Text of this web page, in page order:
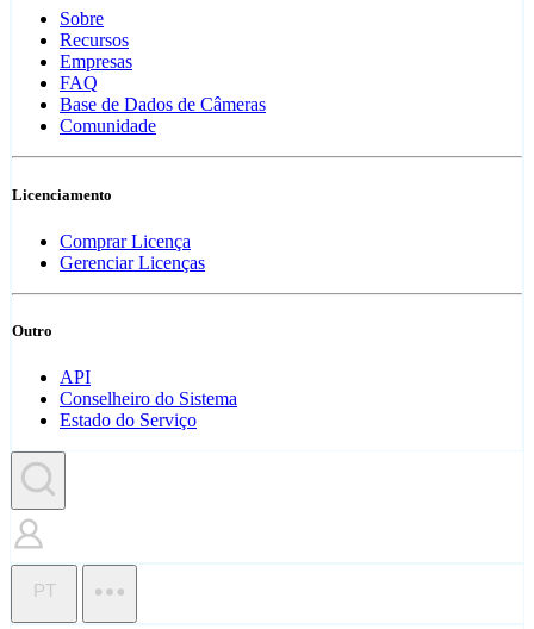
Sobre
Recursos
Empresas
FAQ
Base de Dados de Câmeras
Comunidade
Licenciamento
Comprar Licença
Gerenciar Licenças
Outro
API
Conselheiro do Sistema
Estado do Serviço
PT